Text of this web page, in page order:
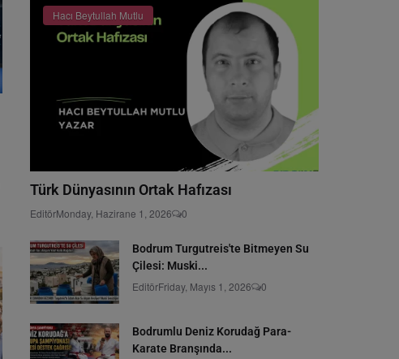
Hacı Beytullah Mutlu
Türk Dünyasının Ortak Hafızası
EditörMonday, Hazirane 1, 2026 0
Bodrum Turgutreis'te Bitmeyen Su
Çilesi: Muski...
EditörFriday, Mayıs 1, 2026 0
Bodrumlu Deniz Korudağ Para-
Karate Branşında...